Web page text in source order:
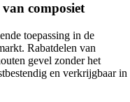
composiet
toepassing in de
Rabatdelen van
gevel zonder het
en verkrijgbaar in